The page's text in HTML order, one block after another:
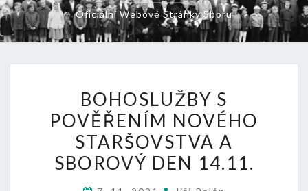
Oficiální Webové Stránky Sboru
S
POVĚŘENÍM
NOVÉHO
STARŠOVSTVA
BOHOSLUŽBY S
POVĚŘENÍM NOVÉHO
STARŠOVSTVA A
SBOROVÝ DEN 14.11.